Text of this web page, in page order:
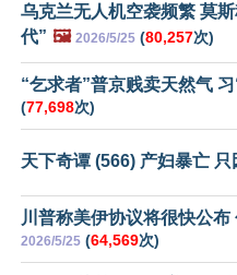
乌克兰无人机空袭频繁 莫
代” 🖼️ 2026/5/25 (80,257次)
“乞求者”普京贱卖天然气
(77,698次)
天下奇谭 (566) 产妇暴亡
川普称美伊协议将很快公
2026/5/25 (64,569次)